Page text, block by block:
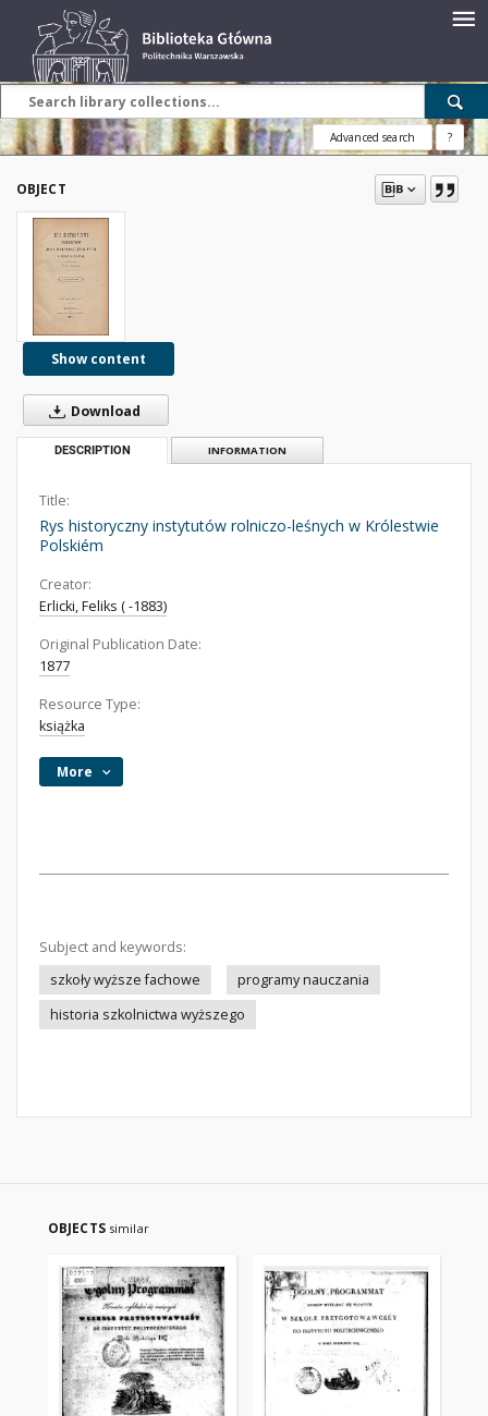
Advanced search ?
OBJECT
Show content
Download
DESCRIPTION INFORMATION
Title:
Rys historyczny instytutów rolniczo-leśnych w Królestwie
Polskiém
Creator:
Erlicki, Feliks ( -1883)
Original Publication Date:
1877
Resource Type:
książka
More
Subject and keywords:
szkoły wyższe fachowe
programy nauczania
historia szkolnictwa wyższego
OBJECTS similar